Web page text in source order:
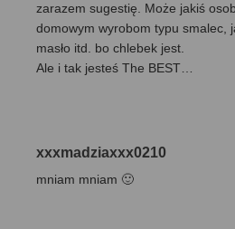
zarazem sugestię. Może jakiś
domowym wyrobom typu smalec,
masło itd. bo chlebek jest.
Ale i tak jesteś The BEST…
xxxmadziaxxx0210
mniam mniam 🙂